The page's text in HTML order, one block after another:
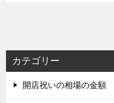
カテゴリー
開店祝いの相場の金額